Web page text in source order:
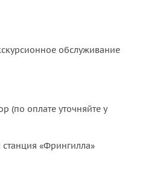
обслуживание
(по оплате уточняйте у
«Фрингилла»